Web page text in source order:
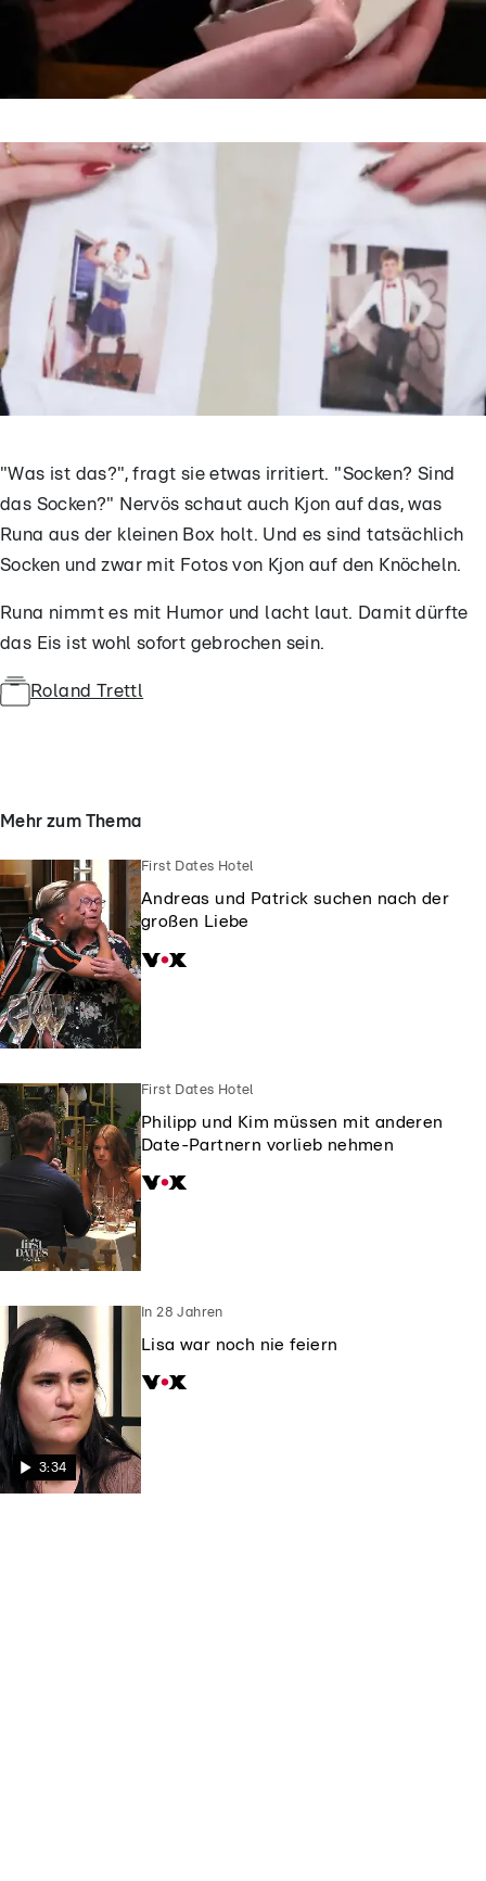
"Was ist das?", fragt sie etwas irritiert. "Socken? Sind
das Socken?" Nervös schaut auch Kjon auf das, was
Runa aus der kleinen Box holt. Und es sind tatsächlich
Socken und zwar mit Fotos von Kjon auf den Knöcheln.
Runa nimmt es mit Humor und lacht laut. Damit dürfte
das Eis ist wohl sofort gebrochen sein.
Roland Trettl
Mehr zum Thema
First Dates Hotel
Andreas und Patrick suchen nach der
großen Liebe
First Dates Hotel
Philipp und Kim müssen mit anderen
Date-Partnern vorlieb nehmen
3:34
In 28 Jahren
Lisa war noch nie feiern